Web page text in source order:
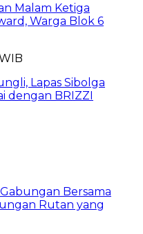
Malam Ketiga
Warga Blok 6
Lapas Sibolga
dengan BRIZZI
Bersama
Rutan yang